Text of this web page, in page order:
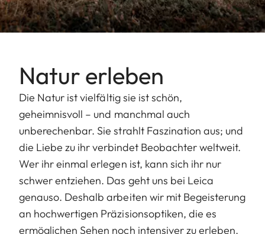
Natur erleben
Die Natur ist vielfältig sie ist schön,
geheimnisvoll – und manchmal auch
unberechenbar. Sie strahlt Faszination aus; und
die Liebe zu ihr verbindet Beobachter weltweit.
Wer ihr einmal erlegen ist, kann sich ihr nur
schwer entziehen. Das geht uns bei Leica
genauso. Deshalb arbeiten wir mit Begeisterung
an hochwertigen Präzisionsoptiken, die es
ermöglichen Sehen noch intensiver zu erleben.